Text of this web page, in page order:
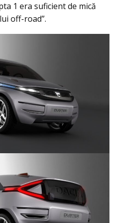
1 era suficient de mică
off-road”.